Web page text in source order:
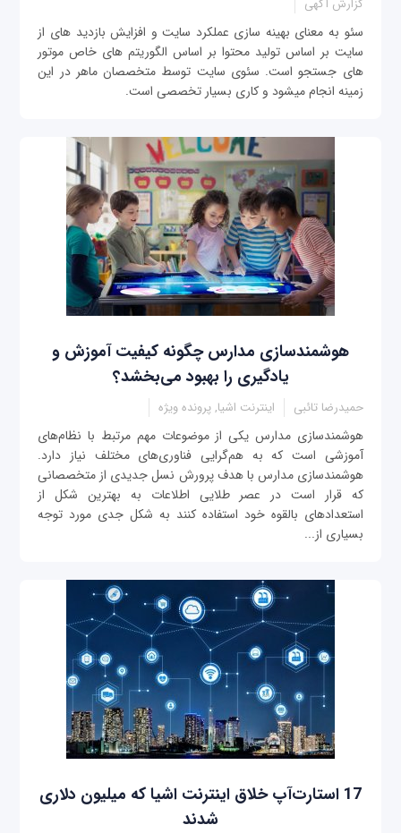
سئو به معنای بهینه سازی عملکرد سایت و افزایش بازدید های از
سایت بر اساس تولید محتوا بر اساس الگوریتم های خاص موتور
های جستجو است. سئوی سایت توسط متخصصان ماهر در این
زمینه انجام میشود و کاری بسیار تخصصی است.
هوشمندسازی مدارس چگونه کیفیت آموزش و
یادگیری را بهبود می‌بخشد؟
حمیدرضا تائبی اینترنت اشیا, پرونده ویژه
هوشمندسازی مدارس یکی از موضوعات مهم مرتبط با نظام‌های
آموزشی است که به هم‌گرایی فناوری‌های مختلف نیاز دارد.
هوشمندسازی مدارس با هدف پرورش نسل جدیدی از متخصصانی
که قرار است در عصر طلایی اطلاعات به بهترین شکل از
استعدادهای بالقوه خود استفاده کنند به شکل جدی مورد توجه
بسیاری از...
17 استارت‌آپ خلاق اینترنت اشیا که میلیون دلاری
شدند